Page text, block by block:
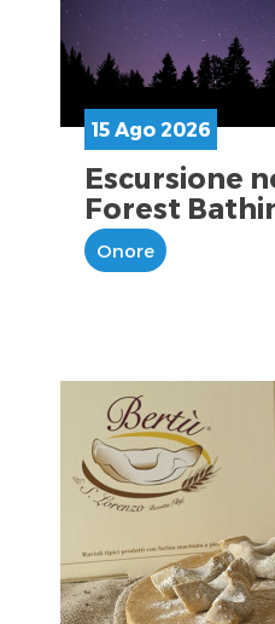
15 Ago 2026
Escursione
Forest
Onore